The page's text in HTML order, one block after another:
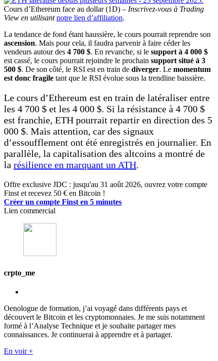
Cours d’Ethereum face au dollar (1D) – Inscrivez-vous à Trading
View en utilisantnotre lien d’affiliation.
La tendance de fond étant haussière, le cours pourrait reprendre son
ascension. Mais pour cela, il faudra parvenir à faire céder les
vendeurs autour des 4 700 $. En revanche, si le support à 4 000 $
est cassé, le cours pourrait rejoindre le prochain support situé à 3
500 $. De son côté, le RSI est en train de diverger. Le momentum
est donc fragile tant que le RSI évolue sous la trendline baissière.
Le cours d’Ethereum est en train de latéraliser entre
les 4 700 $ et les 4 000 $. Si la résistance à 4 700 $
est franchie, ETH pourrait repartir en direction des 5
000 $. Mais attention, car des signaux
d’essoufflement ont été enregistrés en journalier. En
parallèle, la capitalisation des altcoins a montré de
la résilience en marquant un ATH.
Offre exclusive JDC : jusqu'au 31 août 2026, ouvrez votre compte
Finst et recevez 50 € en Bitcoin !
Créer un compte Finst en 5 minutes
Lien commercial
crpto_me
Oenologue de formation, j’ai voyagé dans différents pays et
découvert le Bitcoin et les cryptomonnaies. Je me suis notamment
formé à l’Analyse Technique et je souhaite partager mes
connaissances. Je continuerai à apprendre et à partager.
En voir +